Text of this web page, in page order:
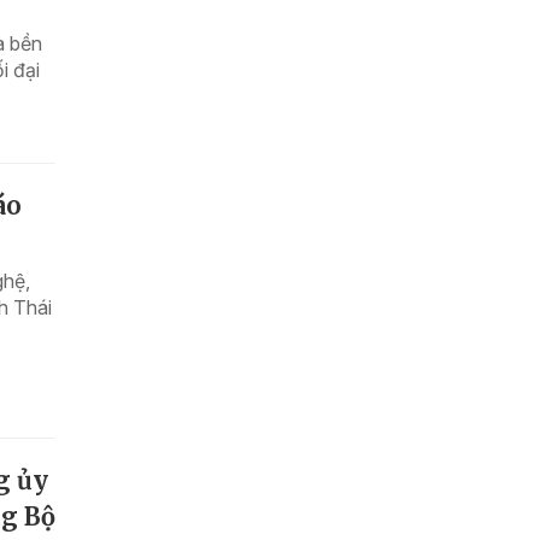
bền
đại
Thái
ủy
Bộ